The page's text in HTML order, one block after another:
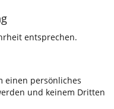
entsprechen.
einen persönliches
und keinem Dritten